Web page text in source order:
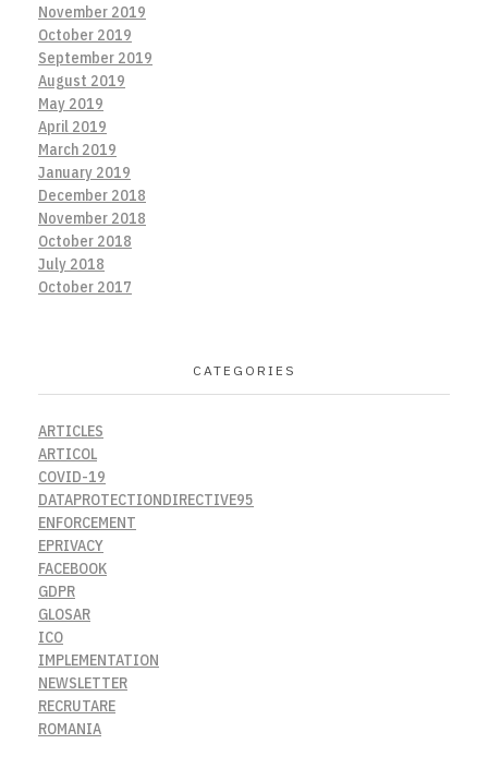
November 2019
October 2019
September 2019
August 2019
May 2019
April 2019
March 2019
January 2019
December 2018
November 2018
October 2018
July 2018
October 2017
CATEGORIES
ARTICLES
ARTICOL
COVID-19
DATAPROTECTIONDIRECTIVE95
ENFORCEMENT
EPRIVACY
FACEBOOK
GDPR
GLOSAR
ICO
IMPLEMENTATION
NEWSLETTER
RECRUTARE
ROMANIA